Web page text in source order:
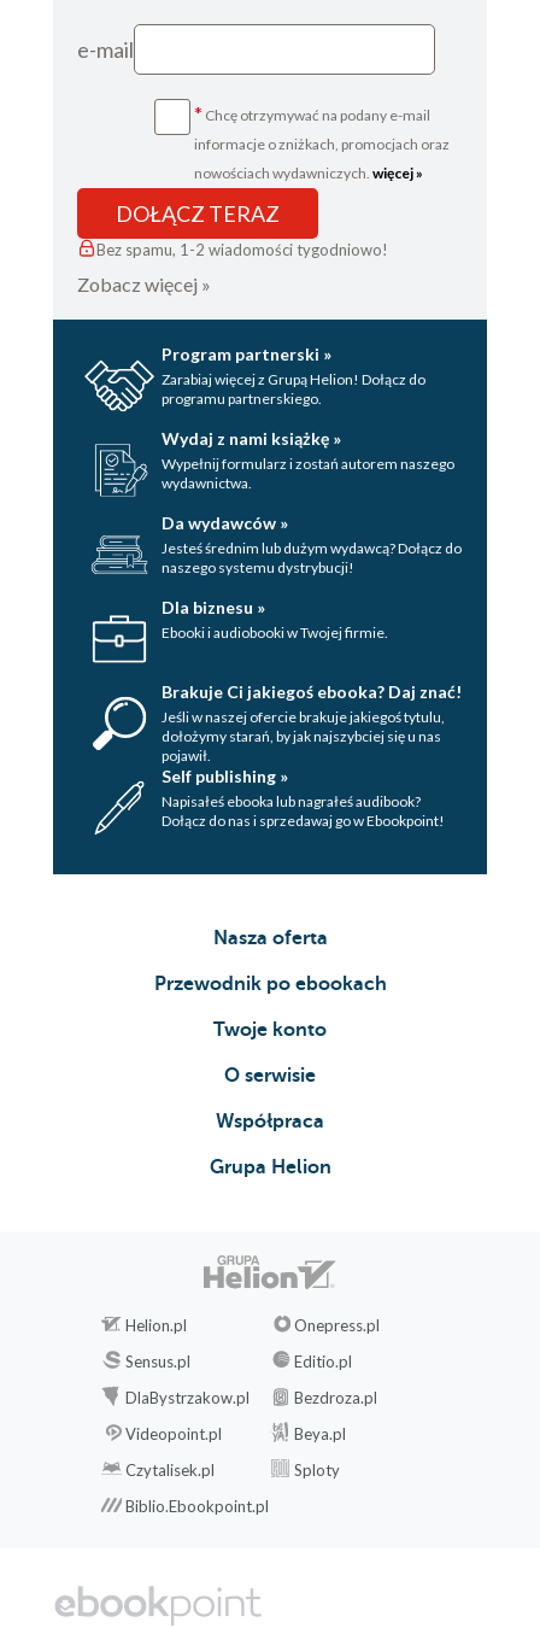
e-mail
* Chcę otrzymywać na podany e-mail
informacje o zniżkach, promocjach oraz
nowościach wydawniczych. więcej »
DOŁĄCZ TERAZ
Bez spamu, 1-2 wiadomości tygodniowo!
Zobacz więcej »
Program partnerski »
Zarabiaj więcej z Grupą Helion! Dołącz do
programu partnerskiego.
Wydaj z nami książkę »
Wypełnij formularz i zostań autorem naszego
wydawnictwa.
Da wydawców »
Jesteś średnim lub dużym wydawcą? Dołącz do
naszego systemu dystrybucji!
Dla biznesu »
Ebooki i audiobooki w Twojej firmie.
Brakuje Ci jakiegoś ebooka? Daj znać!
Jeśli w naszej ofercie brakuje jakiegoś tytulu,
dołożymy starań, by jak najszybciej się u nas
pojawił.
Self publishing »
Napisałeś ebooka lub nagrałeś audibook?
Dołącz do nas i sprzedawaj go w Ebookpoint!
Nasza oferta
Przewodnik po ebookach
Twoje konto
O serwisie
Współpraca
Grupa Helion
Helion.pl
Onepress.pl
Sensus.pl
Editio.pl
DlaBystrzakow.pl
Bezdroza.pl
Videopoint.pl
Beya.pl
Czytalisek.pl
Sploty
Biblio.Ebookpoint.pl